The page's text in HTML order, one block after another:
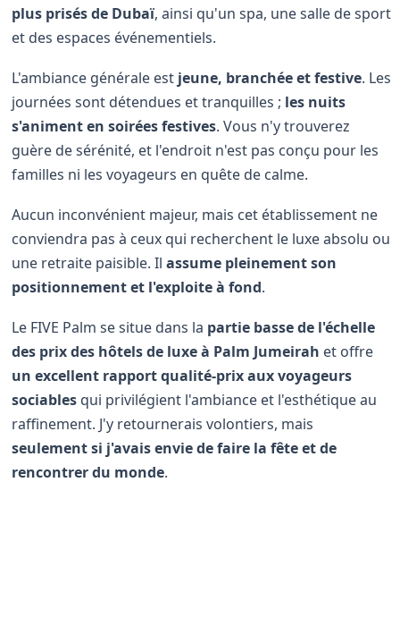
plus prisés de Dubaï, ainsi qu'un spa, une salle de sport
et des espaces événementiels.
L'ambiance générale est jeune, branchée et festive. Les
journées sont détendues et tranquilles ; les nuits
s'animent en soirées festives. Vous n'y trouverez
guère de sérénité, et l'endroit n'est pas conçu pour les
familles ni les voyageurs en quête de calme.
Aucun inconvénient majeur, mais cet établissement ne
conviendra pas à ceux qui recherchent le luxe absolu ou
une retraite paisible. Ilassume pleinement son
positionnement et l'exploite à fond.
Le FIVE Palm se situe dans la partie basse de l'échelle
des prix des hôtels de luxe à Palm Jumeirah et offre
un excellent rapport qualité-prix aux voyageurs
sociables qui privilégient l'ambiance et l'esthétique au
raffinement. J'y retournerais volontiers, mais
seulement si j'avais envie de faire la fête et de
rencontrer du monde.